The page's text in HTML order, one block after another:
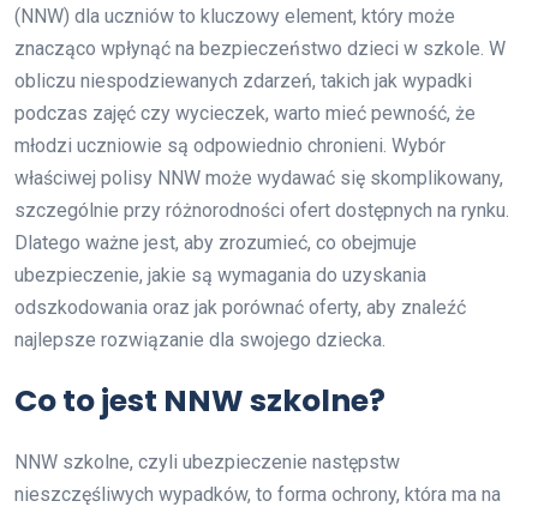
(NNW) dla uczniów to kluczowy element, który może
znacząco wpłynąć na bezpieczeństwo dzieci w szkole. W
obliczu niespodziewanych zdarzeń, takich jak wypadki
podczas zajęć czy wycieczek, warto mieć pewność, że
młodzi uczniowie są odpowiednio chronieni. Wybór
właściwej polisy NNW może wydawać się skomplikowany,
szczególnie przy różnorodności ofert dostępnych na rynku.
Dlatego ważne jest, aby zrozumieć, co obejmuje
ubezpieczenie, jakie są wymagania do uzyskania
odszkodowania oraz jak porównać oferty, aby znaleźć
najlepsze rozwiązanie dla swojego dziecka.
Co to jest NNW szkolne?
NNW szkolne, czyli ubezpieczenie następstw
nieszczęśliwych wypadków, to forma ochrony, która ma na